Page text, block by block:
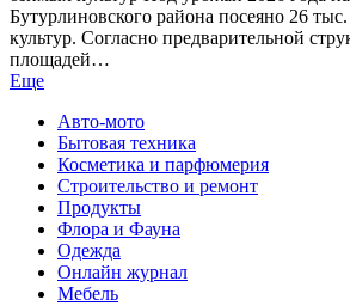
Бутурлиновского района посеяно 26
культур. Согласно предварительной
площадей…
Еще
Авто-мото
Бытовая техника
Косметика и парфюмерия
Строительство и ремонт
Продукты
Флора и Фауна
Одежда
Онлайн журнал
Мебель